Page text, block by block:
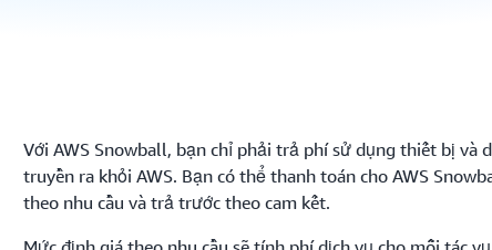
Với AWS Snowball, bạn chỉ phải trả phí sử dụng thiết bị và
truyền ra khỏi AWS. Bạn có thể thanh toán cho AWS
theo nhu cầu và trả trước theo cam kết.